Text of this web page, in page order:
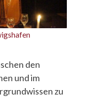
den
und im
zu